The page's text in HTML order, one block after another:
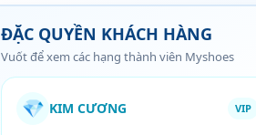
ĐẶC QUYỀN KHÁCH HÀNG
Vuốt để xem các hạng thành viên Myshoes
💎 KIM CƯƠNG VIP